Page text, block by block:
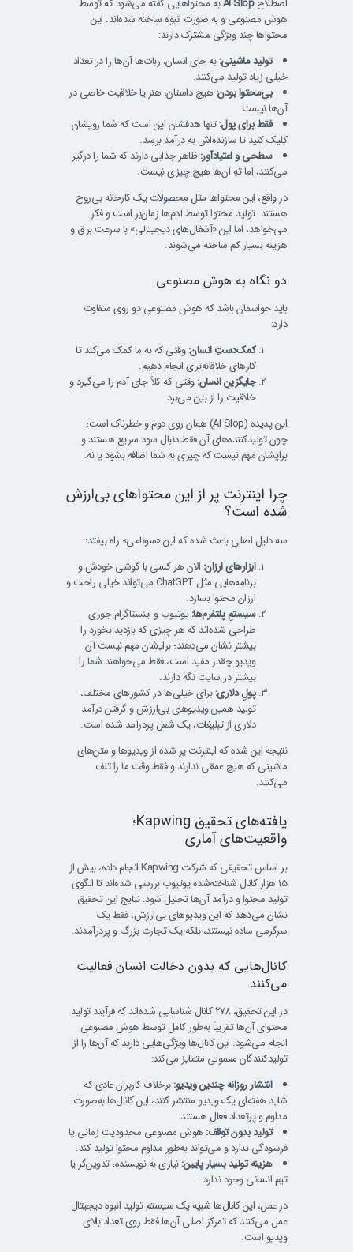
اصطلاحAI Slopبه محتواهایی گفته می‌شود که توسط
هوش مصنوعی و به صورت انبوه ساخته شده‌اند. این
محتواها چند ویژگی مشترک دارند:
تولید ماشینی:به جای انسان، ربات‌ها آن‌ها را در تعداد
خیلی زیاد تولید می‌کنند.
بی‌محتوا بودن: هیچ داستان، هنر یا خلاقیت خاصی در
آن‌ها نیست.
فقط برای پول:تنها هدفشان این است که شما رویشان
کلیک کنید تا سازنده‌اش به درآمد برسد.
سطحی و اعتیادآور:ظاهر جذابی دارند که شما را درگیر
می‌کنند، اما تهِ آن‌ها هیچ چیزی نیست.
در واقع، این محتواها مثل محصولات یک کارخانه بی‌روح
هستند. تولید محتوا توسط آدم‌ها زمان‌بر است و فکر
می‌خواهد، اما این «آشغال‌های دیجیتالی» با سرعت برق و
هزینه بسیار کم ساخته می‌شوند.
دو نگاه به هوش مصنوعی
باید حواسمان باشد که هوش مصنوعی دو روی متفاوت
دارد:
کمک‌دستِ انسان:وقتی که به ما کمک می‌کند تا
کارهای خلاقانه‌تری انجام دهیم.
جایگزینِ انسان:وقتی که کلاً جای آدم را می‌گیرد و
خلاقیت را از بین می‌برد.
این پدیده (AI Slop) همان روی دوم و خطرناک است؛
چون تولیدکننده‌های آن فقط دنبال سود سریع هستند و
برایشان مهم نیست که چیزی به شما اضافه بشود یا نه.
چرا اینترنت پر از این محتواهای بی‌ارزش
شده است؟
سه دلیل اصلی باعث شده که این «سونامی» راه بیفتد:
ابزارهای ارزان: الان هر کسی با گوشی خودش و
برنامه‌هایی مثل ChatGPT می‌تواند خیلی راحت و
ارزان محتوا بسازد.
سیستمِ پلتفرم‌ها:یوتیوب و اینستاگرام جوری
طراحی شده‌اند که هر چیزی که بازدید بخورد را
بیشتر نشان می‌دهند؛ برایشان مهم نیست آن
ویدیو چقدر مفید است، فقط می‌خواهند شما را
بیشتر در سایت نگه دارند.
پولِ دلاری:برای خیلی‌ها در کشورهای مختلف،
تولید همین ویدیوهای بی‌ارزش و گرفتن درآمد
دلاری از تبلیغات، یک شغل پردرآمد شده است.
نتیجه این شده که اینترنت پر شده از ویدیوها و متن‌های
ماشینی که هیچ عمقی ندارند و فقط وقت ما را تلف
می‌کنند.
یافته‌های تحقیق Kapwing؛
واقعیت‌های آماری
بر اساس تحقیقی که شرکت Kapwing انجام داده، بیش از
۱۵ هزار کانال شناخته‌شده یوتیوب بررسی شده‌اند تا الگوی
تولید محتوا و درآمد آن‌ها تحلیل شود. نتایج این تحقیق
نشان می‌دهد که این ویدیوهای بی‌ارزش، فقط یک
سرگرمی ساده نیستند، بلکه یک تجارت بزرگ و پردرآمدند.
کانال‌هایی که بدون دخالت انسان فعالیت
می‌کنند
در این تحقیق، ۲۷۸ کانال شناسایی شده‌اند که فرآیند تولید
محتوای آن‌ها تقریباً به‌طور کامل توسط هوش مصنوعی
انجام می‌شود. این کانال‌ها ویژگی‌هایی دارند که آن‌ها را از
تولیدکنندگان معمولی متمایز می‌کند:
انتشار روزانه چندین ویدیو:برخلاف کاربران عادی که
شاید هفته‌ای یک ویدیو منتشر کنند، این کانال‌ها به‌صورت
مداوم و پرتعداد فعال هستند.
تولید بدون توقف: هوش مصنوعی محدودیت زمانی یا
فرسودگی ندارد و می‌تواند به‌طور مداوم محتوا تولید کند.
هزینه تولید بسیار پایین:نیازی به نویسنده، تدوین‌گر یا
تیم انسانی وجود ندارد.
در عمل، این کانال‌ها شبیه یک سیستم تولید انبوه دیجیتال
عمل می‌کنند که تمرکز اصلی آن‌ها فقط روی تعداد بالای
ویدیو است.